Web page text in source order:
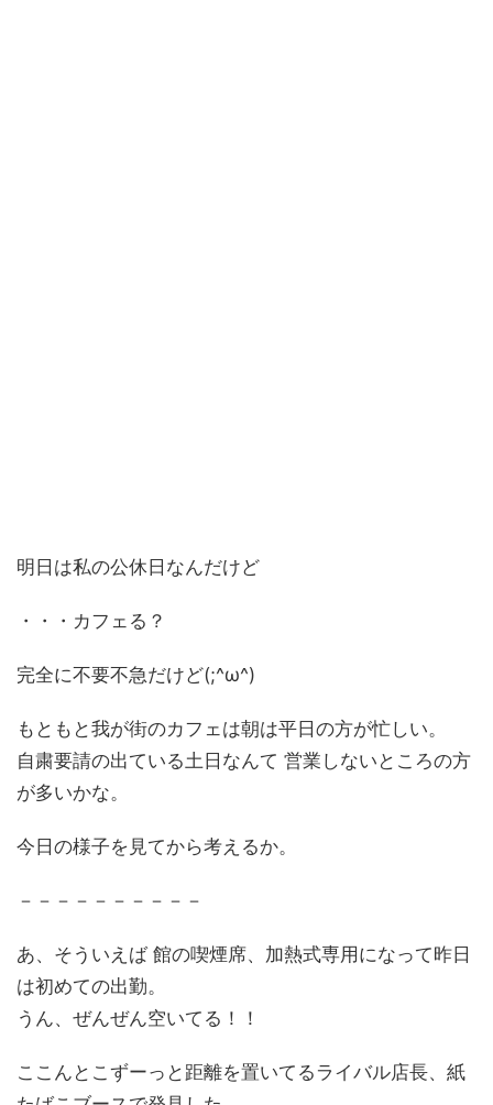
明日は私の公休日なんだけど
・・・カフェる？
完全に不要不急だけど(;^ω^)
もともと我が街のカフェは朝は平日の方が忙しい。
自粛要請の出ている土日なんて 営業しないところの方
が多いかな。
今日の様子を見てから考えるか。
－－－－－－－－－－
あ、そういえば 館の喫煙席、加熱式専用になって昨日
は初めての出勤。
うん、ぜんぜん空いてる！！
ここんとこずーっと距離を置いてるライバル店長、紙